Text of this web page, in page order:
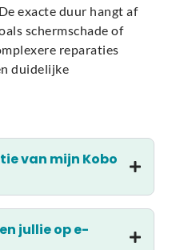
exacte duur hangt af
schermschade of
reparaties
duidelijke
van mijn Kobo
jullie op e-